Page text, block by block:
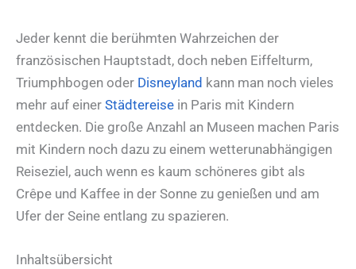
Jeder kennt die berühmten Wahrzeichen der
französischen Hauptstadt, doch neben Eiffelturm,
Triumphbogen oder Disneyland kann man noch vieles
mehr auf einer Städtereise in Paris mit Kindern
entdecken. Die große Anzahl an Museen machen Paris
mit Kindern noch dazu zu einem wetterunabhängigen
Reiseziel, auch wenn es kaum schöneres gibt als
Crêpe und Kaffee in der Sonne zu genießen und am
Ufer der Seine entlang zu spazieren.
Inhaltsübersicht